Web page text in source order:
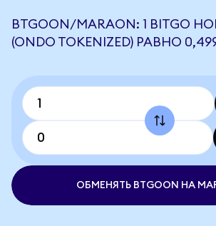
BTGOON/MARAON: 1 BITGO
(ONDO TOKENIZED) РАВНО
ОБМЕНЯТЬ BTGOON НА